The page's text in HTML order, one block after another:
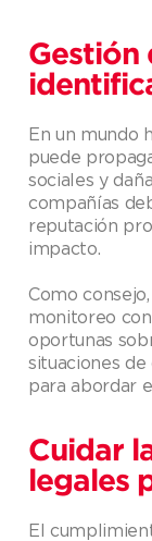
Gestión
En un mundo
puede
sociales y
compañías
reputación
impacto.
Como
monitoreo
oportunas
situaciones
para abordar
Cuidar
legales
El